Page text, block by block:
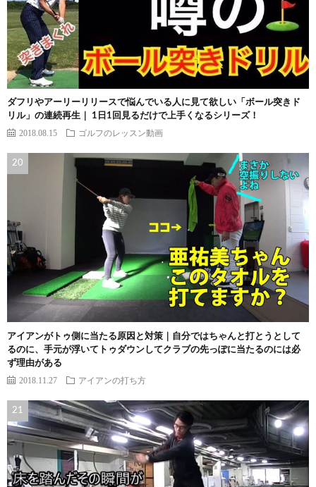
ダフリやアーリーリリースで悩んでいる人に見て欲しい「ボール突きド
リル」の連続再生｜ 1日1回見るだけで上手くなるシリーズ！
2018.08.15 ゴルフのレッスン動画
アイアンがトゥ側に当たる原因と対策｜自分ではちゃんと打とうとして
るのに、手元が浮いてトゥダウンしてクラブの先っぽに当たるのには必
ず理由がある
2018.11.27 アイアンの打ち方